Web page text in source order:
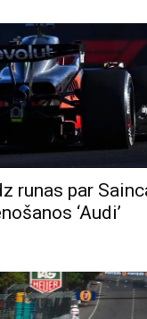
runas par
‘Audi’